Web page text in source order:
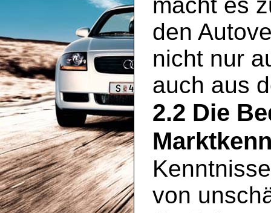
den
nicht nur
auch aus
2.2 Die
von